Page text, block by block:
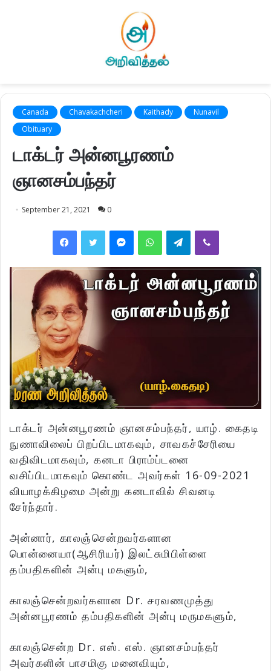
Canada Chavakachcheri Kaithady
Nunavil
Obituary
டாக்டர் அன்னபூரணம்
ஞானசம்பந்தர்
September 21, 2021 0
FacebookTwitter MessengerWhatsAppTelegramViber
டாக்டர் அன்னபூரணம் ஞானசம்பந்தர், யாழ். கைதடி
நுணாவிலைப் பிறப்பிடமாகவும், சாவகச்சேரியை
வதிவிடமாகவும், கனடா பிராம்ப்டனை
வசிப்பிடமாகவும் கொண்ட அவர்கள் 16-09-2021
வியாழக்கிழமை அன்று கனடாவில் சிவனடி
சேர்ந்தார்.
அன்னார், காலஞ்சென்றவர்களான
பொன்னையா(ஆசிரியர்) இலட்சுமிபிள்ளை
தம்பதிகளின் அன்பு மகளும்,
காலஞ்சென்றவர்களான Dr. சரவணமுத்து
அன்னபூரணம் தம்பதிகளின் அன்பு மருமகளும்,
காலஞ்சென்ற Dr. எஸ். எஸ். ஞானசம்பந்தர்
அவர்களின் பாசமிகு மனைவியும்,